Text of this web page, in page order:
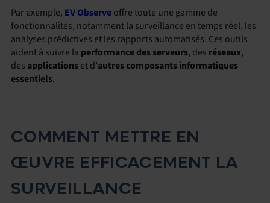
Par exemple, EV Observeoffre toute une gamme de
fonctionnalités, notamment la surveillance en temps réel, les
analyses prédictives et les rapports automatisés. Ces outils
aident à suivre la performance des serveurs, des réseaux,
des applicationset d’autres composants informatiques
essentiels.
COMMENT METTRE EN
ŒUVRE EFFICACEMENT LA
SURVEILLANCE